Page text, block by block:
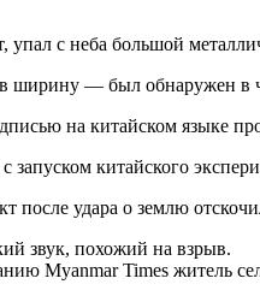
с неба большой
— был обнаружен в
на китайском языке
китайского
удара о землю
звук, похожий на взрыв.
Myanmar Times житель